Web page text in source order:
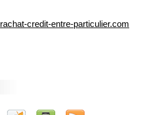
rachat-credit-entre-particulier.com